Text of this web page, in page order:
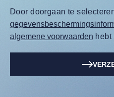
Door doorgaan te
algemene voorwaarden hebt